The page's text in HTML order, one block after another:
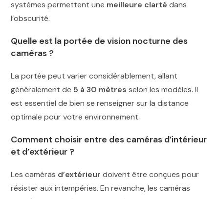
systèmes permettent une meilleure clarté dans
l’obscurité.
Quelle est la portée de vision nocturne des
caméras ?
La portée peut varier considérablement, allant
généralement de 5 à 30 mètres selon les modèles. Il
est essentiel de bien se renseigner sur la distance
optimale pour votre environnement.
Comment choisir entre des caméras d’intérieur
et d’extérieur ?
Les caméras d’extérieur doivent être conçues pour
résister aux intempéries. En revanche, les caméras